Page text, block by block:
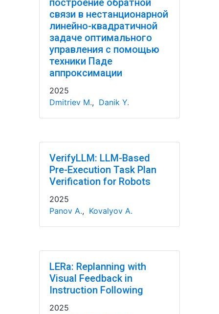
построение обратной
связи в нестанционарной
линейно-квадратичной
задаче оптимального
управления с помощью
техники Паде
аппроксимации
2025
Dmitriev M., Danik Y.
VerifyLLM: LLM-Based
Pre-Execution Task Plan
Verification for Robots
2025
Panov A., Kovalyov A.
LERa: Replanning with
Visual Feedback in
Instruction Following
2025